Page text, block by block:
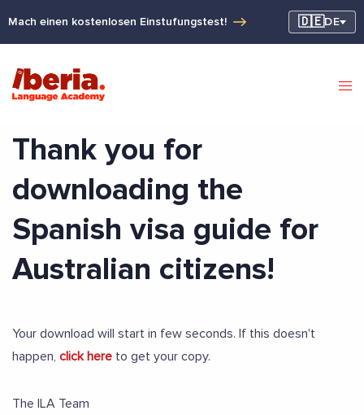
Mach einen kostenlosen Einstufungstest! 🇩🇪DE
Thank you for
downloading the
Spanish visa guide for
Australian citizens!
Your download will start in few seconds. If this doesn't
happen, click here to get your copy.
The ILA Team